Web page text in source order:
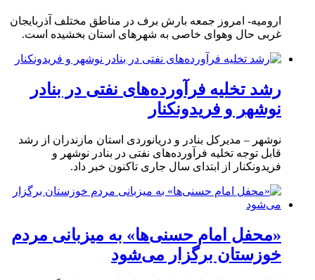
ارومیه- امروز جمعه بارش برف در مناطق مختلف آذربایجان
غربی حال وهوای خاصی به شهرهای استان بخشیده است.
رشد تخلیه فرآورده‌های نفتی در بنادر
نوشهر و فریدونکنار
نوشهر – مدیرکل بنادر و دریانوردی استان مازندران از رشد
قابل توجه تخلیه فرآورده‌های نفتی در بنادر نوشهر و
فریدونکنار از ابتدای سال جاری تاکنون خبر داد.
«محفل امام حسنی‌ها» به میزبانی مردم
خوزستان برگزار می‌شود